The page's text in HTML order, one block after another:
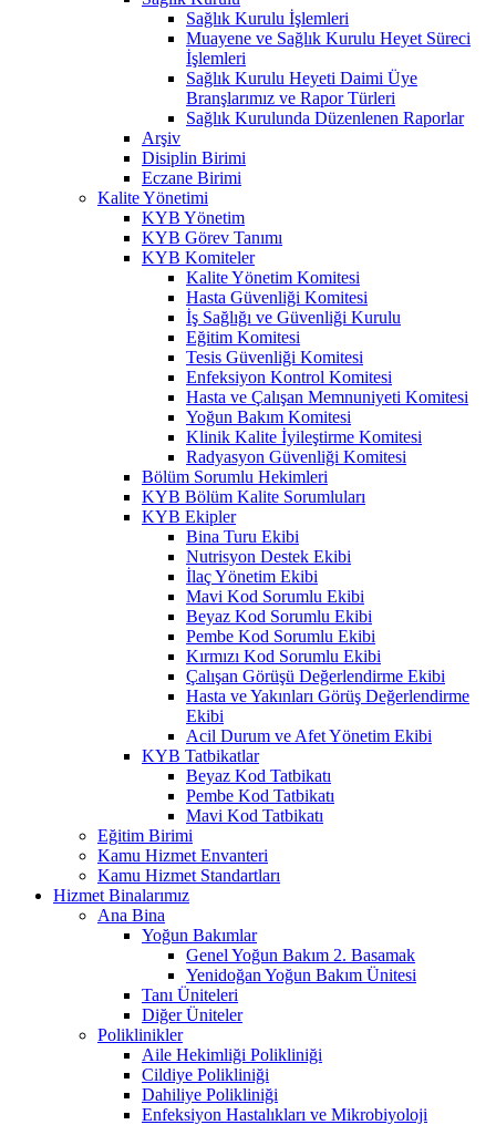
Sağlık Kurulu İşlemleri
Muayene ve Sağlık Kurulu Heyet Süreci
İşlemleri
Sağlık Kurulu Heyeti Daimi Üye
Branşlarımız ve Rapor Türleri
Sağlık Kurulunda Düzenlenen Raporlar
Arşiv
Disiplin Birimi
Eczane Birimi
Kalite Yönetimi
KYB Yönetim
KYB Görev Tanımı
KYB Komiteler
Kalite Yönetim Komitesi
Hasta Güvenliği Komitesi
İş Sağlığı ve Güvenliği Kurulu
Eğitim Komitesi
Tesis Güvenliği Komitesi
Enfeksiyon Kontrol Komitesi
Hasta ve Çalışan Memnuniyeti Komitesi
Yoğun Bakım Komitesi
Klinik Kalite İyileştirme Komitesi
Radyasyon Güvenliği Komitesi
Bölüm Sorumlu Hekimleri
KYB Bölüm Kalite Sorumluları
KYB Ekipler
Bina Turu Ekibi
Nutrisyon Destek Ekibi
İlaç Yönetim Ekibi
Mavi Kod Sorumlu Ekibi
Beyaz Kod Sorumlu Ekibi
Pembe Kod Sorumlu Ekibi
Kırmızı Kod Sorumlu Ekibi
Çalışan Görüşü Değerlendirme Ekibi
Hasta ve Yakınları Görüş Değerlendirme
Ekibi
Acil Durum ve Afet Yönetim Ekibi
KYB Tatbikatlar
Beyaz Kod Tatbikatı
Pembe Kod Tatbikatı
Mavi Kod Tatbikatı
Eğitim Birimi
Kamu Hizmet Envanteri
Kamu Hizmet Standartları
Hizmet Binalarımız
Ana Bina
Yoğun Bakımlar
Genel Yoğun Bakım 2. Basamak
Yenidoğan Yoğun Bakım Ünitesi
Tanı Üniteleri
Diğer Üniteler
Poliklinikler
Aile Hekimliği Polikliniği
Cildiye Polikliniği
Dahiliye Polikliniği
Enfeksiyon Hastalıkları ve Mikrobiyoloji